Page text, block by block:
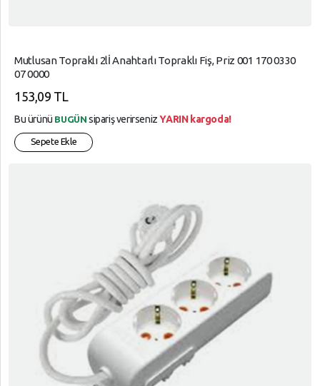
Mutlusan Topraklı 2lİ Anahtarlı Topraklı Fiş, Priz 001 170 0330
07 0000
153,09 TL
Bu ürünü BUGÜN sipariş verirsenizYARIN kargoda!
Sepete Ekle